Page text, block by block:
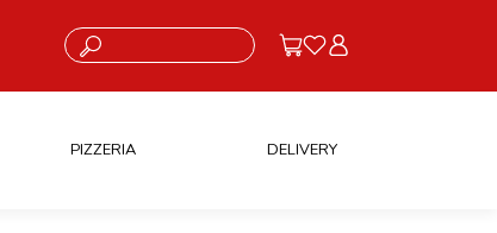
Cosa stai cercando?
PIZZERIA DELIVERY